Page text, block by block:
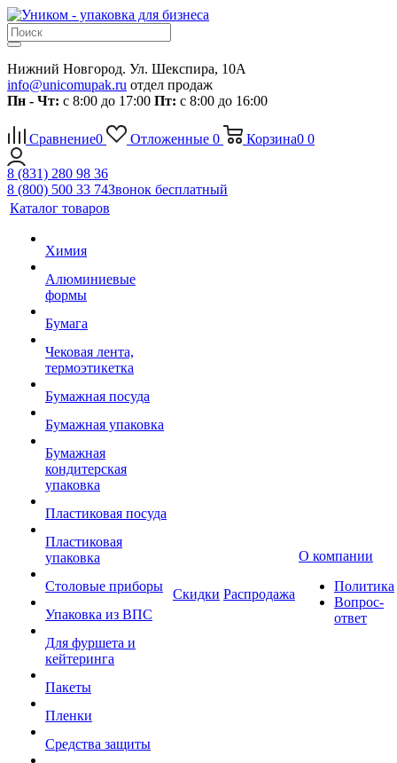
Нижний Новгород. Ул. Шекспира, 10А
info@unicomupak.ru отдел продаж
Пн - Чт: с 8:00 до 17:00 Пт: с 8:00 до 16:00
Сравнение0 Отложенные 0 Корзина0 0
8 (831) 280 98 36
8 (800) 500 33 74Звонок бесплатный
Каталог товаров
Химия
Алюминиевые
формы
Бумага
Чековая лента,
термоэтикетка
Бумажная посуда
Бумажная упаковка
Бумажная
кондитерская
упаковка
Пластиковая посуда
Пластиковая
упаковка
Столовые приборы
Упаковка из ВПС
Для фуршета и
кейтеринга
Пакеты
Пленки
Средства защиты
Скидки Распродажа
О компании
Политика
Вопрос-
ответ